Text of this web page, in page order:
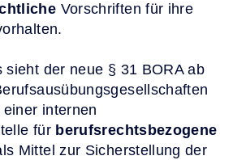
Vorschriften für ihre
.
sieht der neue § 31 BORA ab
internen
für berufsrechtsbezogene
Mittel zur Sicherstellung der